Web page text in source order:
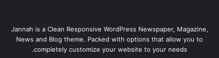
Jannah is a Clean Responsive WordPress Newspaper, Magazine,
News and Blog theme. Packed with options that allow you to
completely customize your website to your needs.